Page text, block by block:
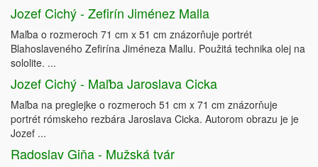
Jozef Cichý - Zefirín Jiménez Malla
Maľba o rozmeroch 71 cm x 51 cm znázorňuje portrét
Blahoslaveného Zefirína Jiméneza Mallu. Použitá technika olej na
sololite. ...
Jozef Cichý - Maľba Jaroslava Cicka
Maľba na preglejke o rozmeroch 51 cm x 71 cm znázorňuje
portrét rómskeho rezbára Jaroslava Cicka. Autorom obrazu je je
Jozef ...
Radoslav Giňa - Mužská tvár